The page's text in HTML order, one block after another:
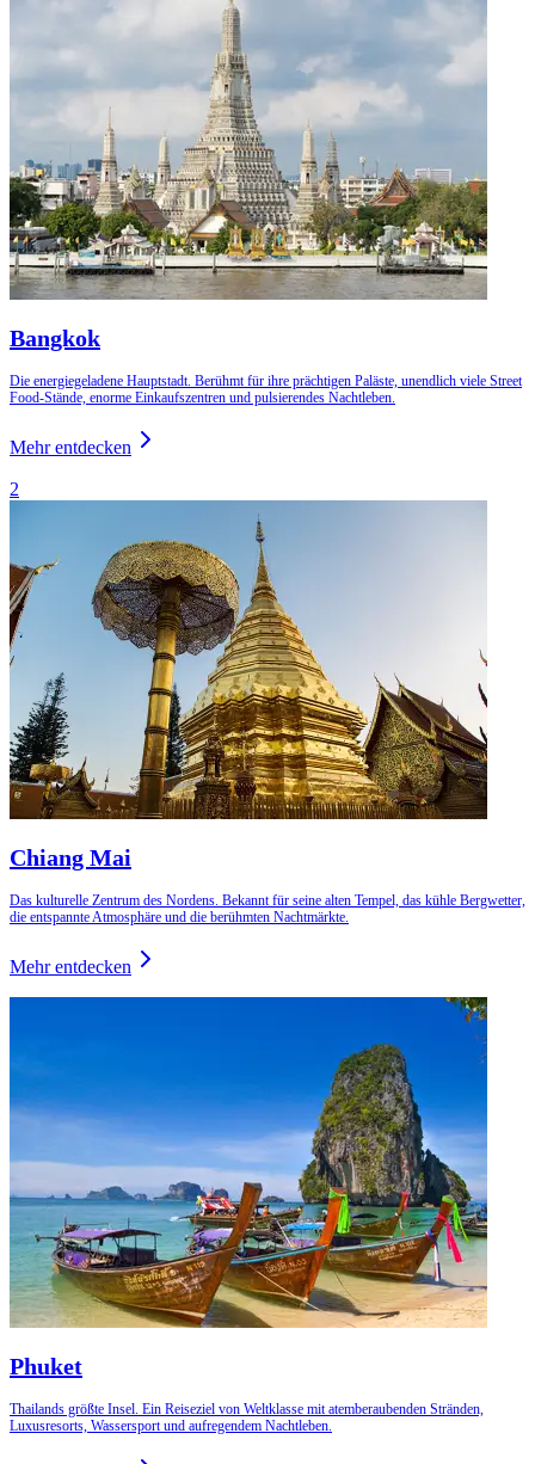
Bangkok
Die energiegeladene Hauptstadt. Berühmt für ihre prächtigen Paläste, unendlich viele Street
Food-Stände, enorme Einkaufszentren und pulsierendes Nachtleben.
Mehr entdecken
2
Chiang Mai
Das kulturelle Zentrum des Nordens. Bekannt für seine alten Tempel, das kühle Bergwetter,
die entspannte Atmosphäre und die berühmten Nachtmärkte.
Mehr entdecken
Phuket
Thailands größte Insel. Ein Reiseziel von Weltklasse mit atemberaubenden Stränden,
Luxusresorts, Wassersport und aufregendem Nachtleben.